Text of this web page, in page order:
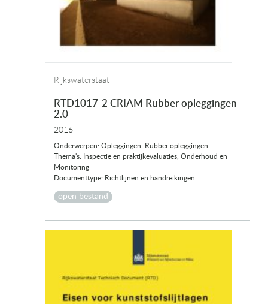
Rijkswaterstaat
RTD1017-2 CRIAM Rubber opleggingen
2.0
2016
Onderwerpen: Opleggingen, Rubber opleggingen
Thema's: Inspectie en praktijkevaluaties, Onderhoud en
Monitoring
Documenttype: Richtlijnen en handreikingen
open bestand